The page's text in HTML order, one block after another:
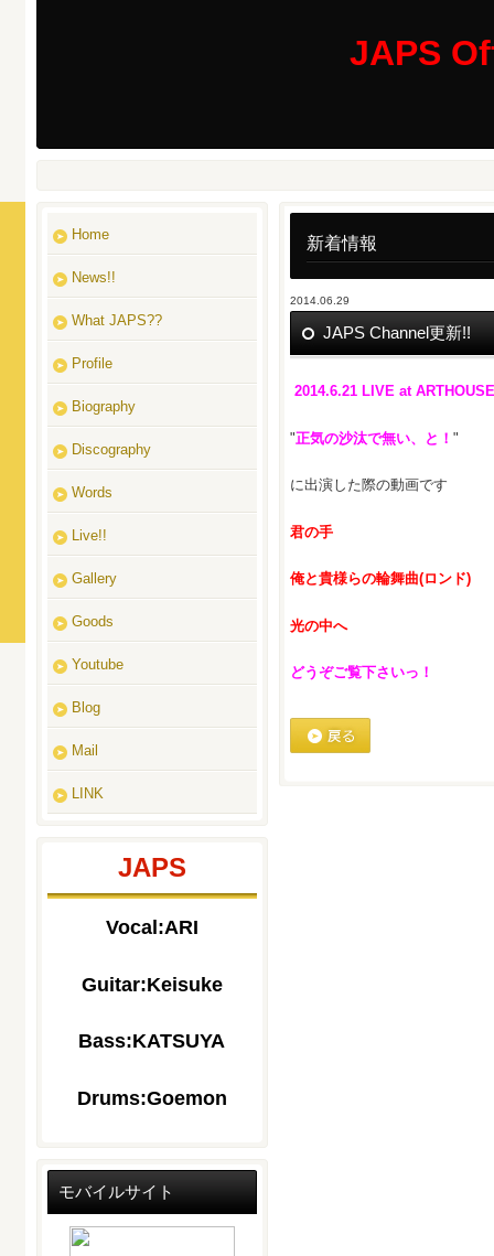
JAPS
新着情報
2014.06.29
JAPS Channel更新!!
2014.6.21 LIVE at ARTHOUSE
"正気の沙汰で無い、と！ "
に出演した際の動画です
君の手
俺と貴様らの輪舞曲(ロンド)
光の中へ
どうぞご覧下さいっ！
Home
News!!
What JAPS??
Profile
Biography
Discography
Words
Live!!
Gallery
Goods
Youtube
Blog
Mail
LINK
JAPS
Vocal:ARI
Guitar:Keisuke
Bass:KATSUYA
Drums:Goemon
モバイルサイト